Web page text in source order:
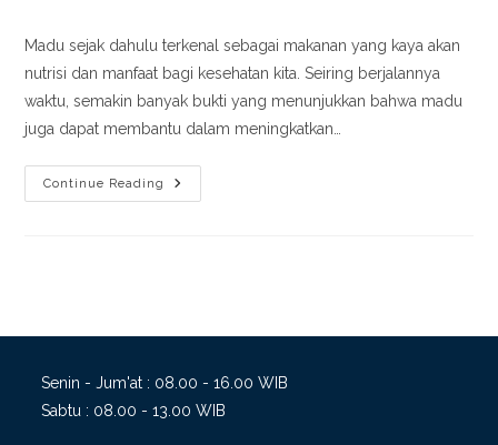
Madu sejak dahulu terkenal sebagai makanan yang kaya akan
nutrisi dan manfaat bagi kesehatan kita. Seiring berjalannya
waktu, semakin banyak bukti yang menunjukkan bahwa madu
juga dapat membantu dalam meningkatkan…
Continue Reading
Membahas
Manfaat
Senin - Jum'at : 08.00 - 16.00 WIB
Sabtu : 08.00 - 13.00 WIB